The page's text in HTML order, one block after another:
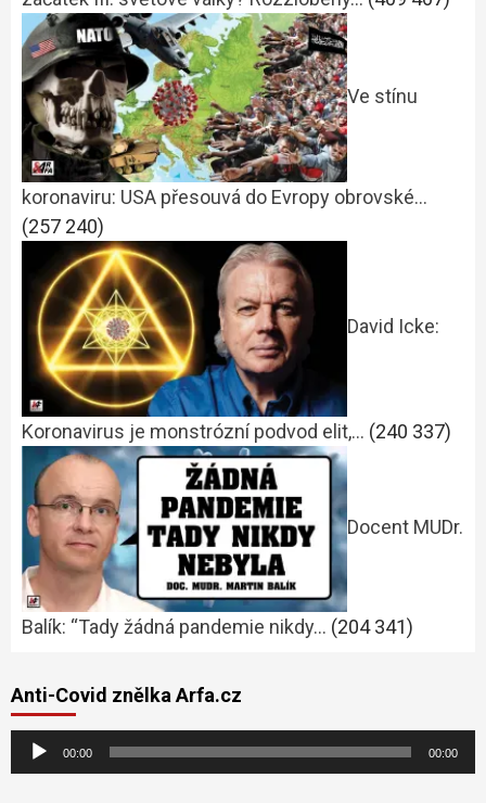
Ve stínu
koronaviru: USA přesouvá do Evropy obrovské…
(257 240)
David Icke:
Koronavirus je monstrózní podvod elit,… (240 337)
Docent MUDr.
Balík: “Tady žádná pandemie nikdy… (204 341)
Anti-Covid znělka Arfa.cz
Audio
přehrávač
00:00 00:00